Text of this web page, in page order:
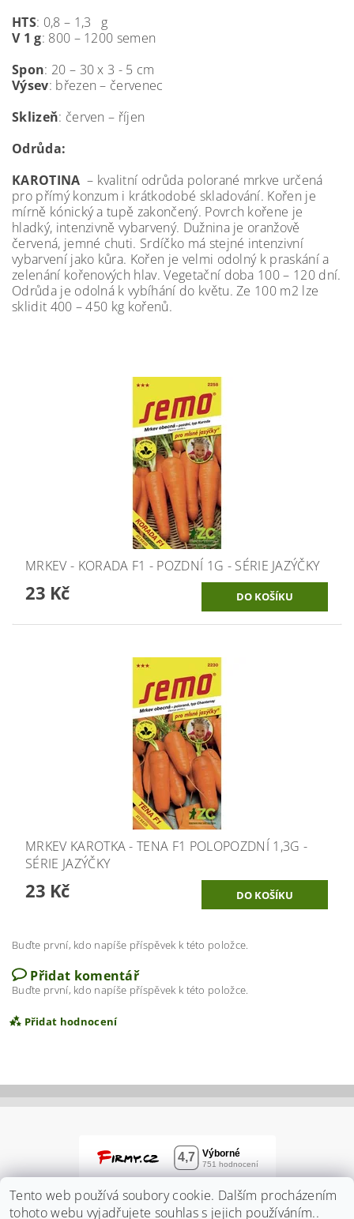
HTS: 0,8 – 1,3 g
V 1 g: 800 – 1200 semen
Spon: 20 – 30 x 3 - 5 cm
Výsev: březen – červenec
Sklizeň: červen – říjen
Odrůda:
KAROTINA – kvalitní odrůda polorané mrkve určená
pro přímý konzum i krátkodobé skladování. Kořen je
mírně kónický a tupě zakončený. Povrch kořene je
hladký, intenzivně vybarvený. Dužnina je oranžově
červená, jemné chuti. Srdíčko má stejné intenzivní
vybarvení jako kůra. Kořen je velmi odolný k praskání a
zelenání kořenových hlav. Vegetační doba 100 – 120 dní.
Odrůda je odolná k vybíhání do květu. Ze 100 m2 lze
sklidit 400 – 450 kg kořenů.
MRKEV - KORADA F1 - POZDNÍ 1G - SÉRIE JAZÝČKY
23 Kč
MRKEV KAROTKA - TENA F1 POLOPOZDNÍ 1,3G -
SÉRIE JAZÝČKY
23 Kč
Buďte první, kdo napíše příspěvek k této položce.
Přidat komentář
Buďte první, kdo napíše příspěvek k této položce.
Přidat hodnocení
Tento web používá soubory cookie. Dalším procházením
tohoto webu vyjadřujete souhlas s jejich používáním..